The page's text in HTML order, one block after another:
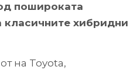
пошироката
класичните хибридни
на Toyota,